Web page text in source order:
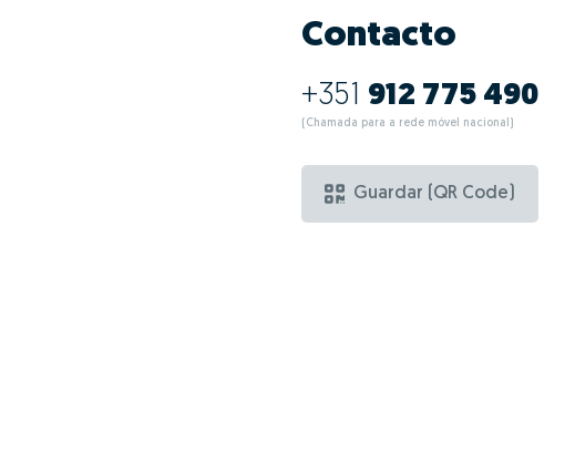
Contacto
+351 912 775 490
(Chamada para a rede móvel nacional)
Guardar (QR Code)